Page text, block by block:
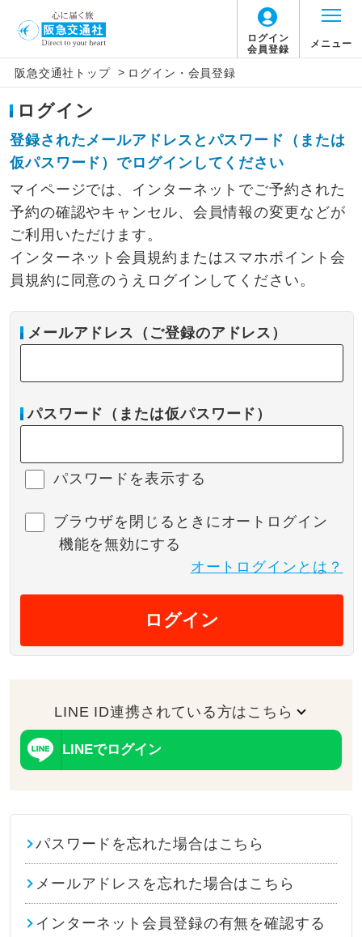
ログイン
会員登録
メニュー
阪急交通社トップ > ログイン・会員登録
ログイン
登録されたメールアドレスとパスワード（または
仮パスワード）でログインしてください
マイページでは、インターネットでご予約された
予約の確認やキャンセル、会員情報の変更などが
ご利用いただけます。
インターネット会員規約またはスマホポイント会
員規約に同意のうえログインしてください。
メールアドレス（ご登録のアドレス）
パスワード（または仮パスワード）
パスワードを表示する
ブラウザを閉じるときにオートログイン
機能を無効にする
オートログインとは？
ログイン
LINE ID連携されている方はこちら
LINEでログイン
パスワードを忘れた場合はこちら
メールアドレスを忘れた場合はこちら
インターネット会員登録の有無を確認する